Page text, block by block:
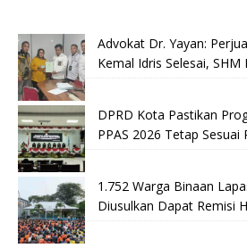
Advokat Dr. Yayan:
Kemal Idris Selesai, SHM
DPRD Kota Pastikan
PPAS 2026 Tetap Sesuai
1.752 Warga Binaan
Diusulkan Dapat Remisi